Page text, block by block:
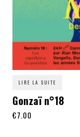
LIRE LA SUITE
Gonzaï n°18
€7.00